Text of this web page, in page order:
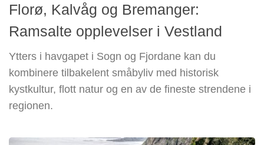
Florø, Kalvåg og Bremanger:
Ramsalte opplevelser i Vestland
Ytters i havgapet i Sogn og Fjordane kan du
kombinere tilbakelent småbyliv med historisk
kystkultur, flott natur og en av de fineste strendene i
regionen.